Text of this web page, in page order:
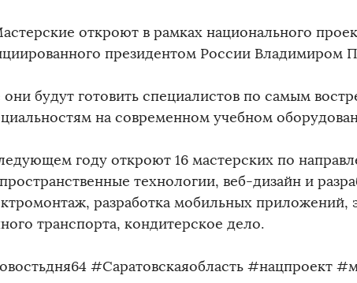
откроют в рамках национального
президентом России Владимиром
они будут готовить специалистов по самым
на современном учебном
году откроют 16 мастерских по
технологии, веб-дизайн и
разработка мобильных приложений,
транспорта, кондитерское дело.
#Саратовскаяобласть #нацпроект